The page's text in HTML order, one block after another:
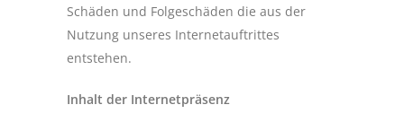
Schäden und Folgeschäden die aus der
Nutzung unseres Internetauftrittes
entstehen.
Inhalt der Internetpräsenz